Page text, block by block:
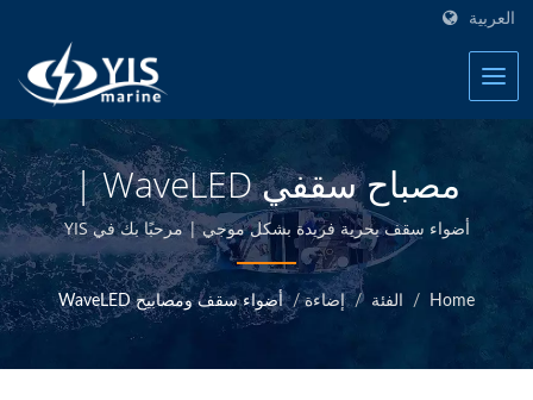
العربية
مصباح سقفي WaveLED |
كتل توصيل الصمامات
الكهربائية البحرية - مصنع
منتجات الكهرباء البحرية | YIS
Marine
أضواء سقف بحرية فريدة بشكل موجي | مرحبًا بك في YIS
Marine - مصنع منتجات الكهرباء البحرية في تايوان.
Home
/ الفئة / إضاءة / أضواء سقف ومصابيح WaveLED